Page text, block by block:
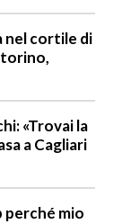
nel cortile di
«Trovai la
a Cagliari
perché mio